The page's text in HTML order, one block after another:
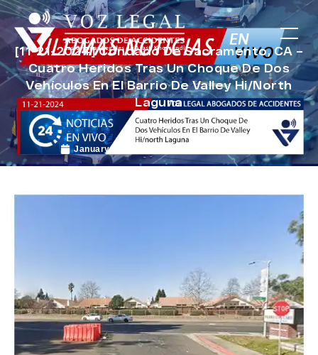
[11-21-2024] Condado De Sacramento, CA –
Cuatro Heridos Tras Un Choque De Dos
Vehículos En El Barrio De Valley Hi/North
Laguna
January 2, 2025